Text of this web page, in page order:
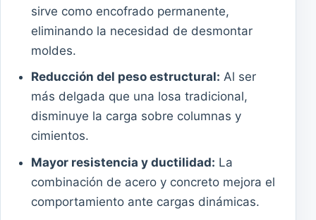
sirve como encofrado permanente,
eliminando la necesidad de desmontar
moldes.
Reducción del peso estructural: Al ser
más delgada que una losa tradicional,
disminuye la carga sobre columnas y
cimientos.
Mayor resistencia y ductilidad: La
combinación de acero y concreto mejora el
comportamiento ante cargas dinámicas.